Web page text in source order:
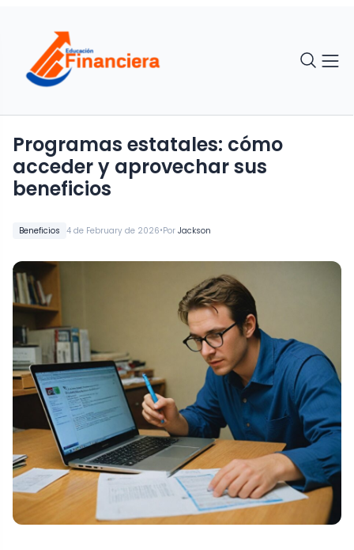
Beneficios 4 de February de 2026•Por Jackson
Programas estatales: cómo
acceder y aprovechar sus
beneficios